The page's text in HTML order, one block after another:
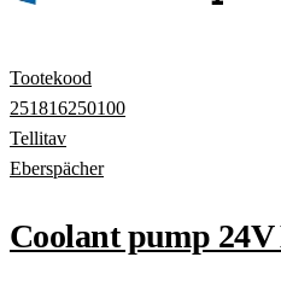
Tootekood
251816250100
Tellitav
Eberspächer
Coolant pump 24V